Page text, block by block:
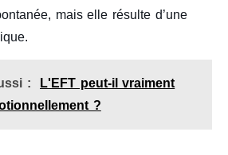
mais elle résulte d’une
:
L'EFT peut-il vraiment
?